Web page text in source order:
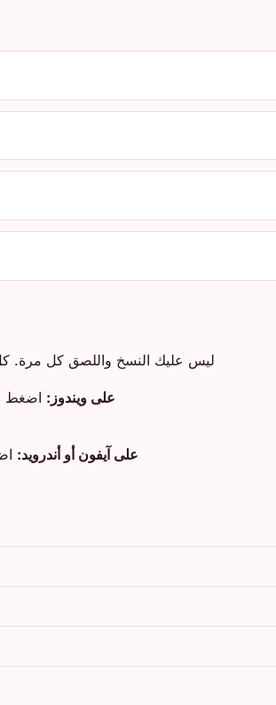
ليس عليك النسخ واللصق كل مرة.
على ويندوز: اضغط
على آيفون أو أندرويد: